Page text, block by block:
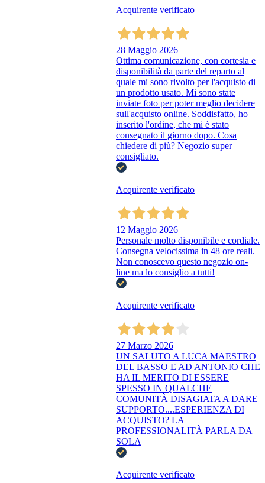
Acquirente verificato
28 Maggio 2026
Ottima comunicazione, con cortesia e
disponibilità da parte del reparto al
quale mi sono rivolto per l'acquisto di
un prodotto usato. Mi sono state
inviate foto per poter meglio decidere
sull'acquisto online. Soddisfatto, ho
inserito l'ordine, che mi è stato
consegnato il giorno dopo. Cosa
chiedere di più? Negozio super
consigliato.
Acquirente verificato
12 Maggio 2026
Personale molto disponibile e cordiale.
Consegna velocissima in 48 ore reali.
Non conoscevo questo negozio on-
line ma lo consiglio a tutti!
Acquirente verificato
27 Marzo 2026
UN SALUTO A LUCA MAESTRO
DEL BASSO E AD ANTONIO CHE
HA IL MERITO DI ESSERE
SPESSO IN QUALCHE
COMUNITÀ DISAGIATA A DARE
SUPPORTO....ESPERIENZA DI
ACQUISTO? LA
PROFESSIONALITÀ PARLA DA
SOLA
Acquirente verificato